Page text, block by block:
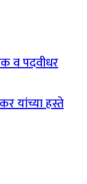
व पदवीधर
यांच्या हस्ते